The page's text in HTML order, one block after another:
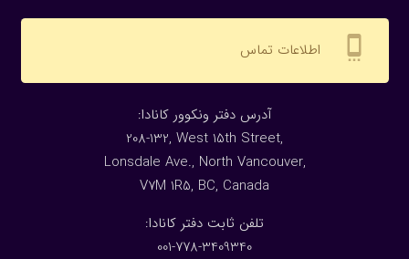
settings_cell اطلاعات تماس
:آدرس دفتر ونکوور کانادا
208-132, West 15th Street,
Lonsdale Ave., North Vancouver,
V7M 1R5, BC, Canada
:تلفن ثابت دفتر کانادا
001-778-3409340